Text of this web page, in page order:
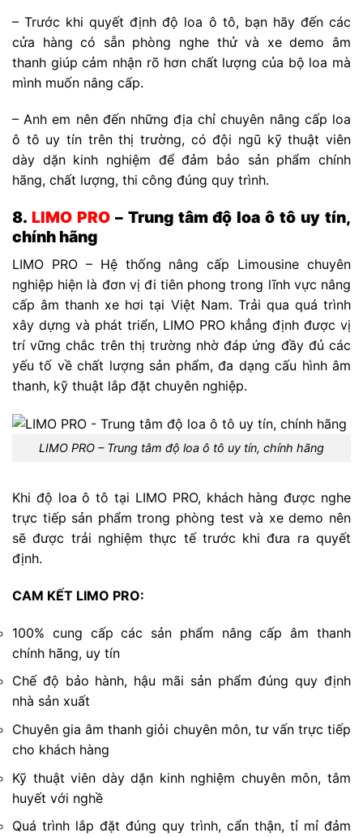
– Trước khi quyết định độ loa ô tô, bạn hãy đến các
cửa hàng có sẵn phòng nghe thử và xe demo âm
thanh giúp cảm nhận rõ hơn chất lượng của bộ loa mà
mình muốn nâng cấp.
– Anh em nên đến những địa chỉ chuyên nâng cấp loa
ô tô uy tín trên thị trường, có đội ngũ kỹ thuật viên
dày dặn kinh nghiệm để đảm bảo sản phẩm chính
hãng, chất lượng, thi công đúng quy trình.
8. LIMO PRO– Trung tâm độ loa ô tô uy tín,
chính hãng
LIMO PRO – Hệ thống nâng cấp Limousine chuyên
nghiệp hiện là đơn vị đi tiên phong trong lĩnh vực nâng
cấp âm thanh xe hơi tại Việt Nam. Trải qua quá trình
xây dựng và phát triển, LIMO PRO khẳng định được vị
trí vững chắc trên thị trường nhờ đáp ứng đầy đủ các
yếu tố về chất lượng sản phẩm, đa dạng cấu hình âm
thanh, kỹ thuật lắp đặt chuyên nghiệp.
LIMO PRO – Trung tâm độ loa ô tô uy tín, chính hãng
Khi độ loa ô tô tại LIMO PRO, khách hàng được nghe
trực tiếp sản phẩm trong phòng test và xe demo nên
sẽ được trải nghiệm thực tế trước khi đưa ra quyết
định.
CAM KẾT LIMO PRO:
100% cung cấp các sản phẩm nâng cấp âm thanh
chính hãng, uy tín
Chế độ bảo hành, hậu mãi sản phẩm đúng quy định
nhà sản xuất
Chuyên gia âm thanh giỏi chuyên môn, tư vấn trực tiếp
cho khách hàng
Kỹ thuật viên dày dặn kinh nghiệm chuyên môn, tâm
huyết với nghề
Quá trình lắp đặt đúng quy trình, cẩn thận, tỉ mỉ đảm